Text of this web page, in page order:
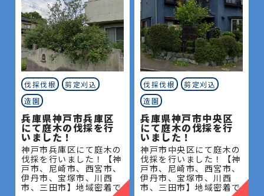
伐採伐根
剪定刈込
造園
兵庫県神戸市兵庫区
にて庭木の伐採を行
いました！
神戸市兵庫区にて庭木の
伐採を行いました！【神
戸市、尼崎市、西宮市、
伊丹市、宝塚市、川西
市、三田市】地域密着で
伐採伐根
剪定刈込
造園
兵庫県神戸市中央区
にて庭木の伐採を行
いました！
神戸市中央区にて庭木の
伐採を行いました！【神
戸市、尼崎市、西宮市、
伊丹市、宝塚市、川西
市、三田市】地域密着で